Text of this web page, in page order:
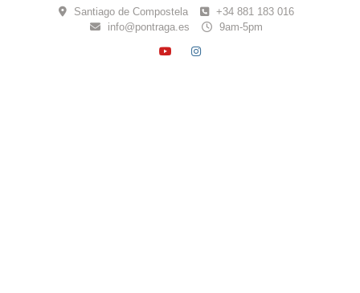
Santiago de Compostela
+34 881 183 016
info@pontraga.es
9am-5pm
YOUTUBE
INSTAGRAM